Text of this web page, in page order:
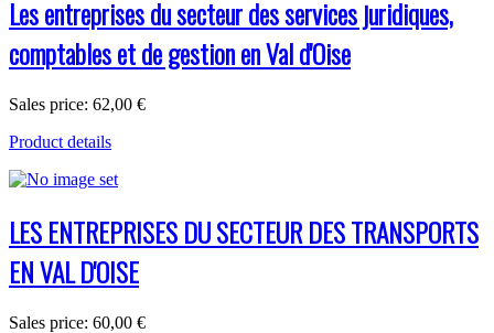
Les entreprises du secteur des services juridiques,
comptables et de gestion en Val d'Oise
Sales price: 62,00 €
Product details
LES ENTREPRISES DU SECTEUR DES TRANSPORTS
EN VAL D'OISE
Sales price: 60,00 €